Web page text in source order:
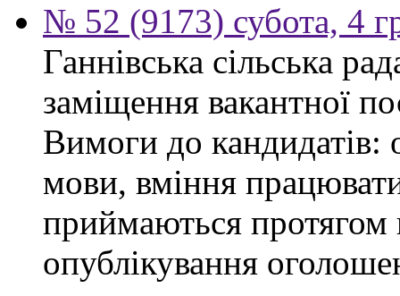
№ 52 (9173) субота, 4
Ганнівська сільська
заміщення вакантної
Вимоги до кандидатів:
мови, вміння
приймаються протягом
опублікування